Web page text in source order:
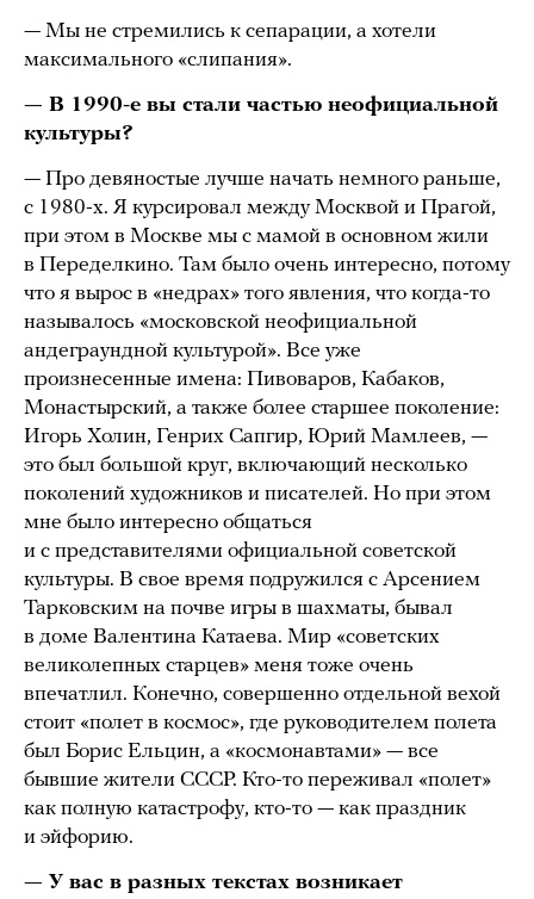
— Мы не стремились к сепарации, а хотели
максимального «слипания».
— В 1990-е вы стали частью неофициальной
культуры?
— Про девяностые лучше начать немного раньше,
с 1980-х. Я курсировал между Москвой и Прагой,
при этом в Москве мы с мамой в основном жили
в Переделкино. Там было очень интересно, потому
что я вырос в «недрах» того явления, что когда-то
называлось «московской неофициальной
андеграундной культурой». Все уже
произнесенные имена: Пивоваров, Кабаков,
Монастырский, а также более старшее поколение:
Игорь Холин, Генрих Сапгир, Юрий Мамлеев, —
это был большой круг, включающий несколько
поколений художников и писателей. Но при этом
мне было интересно общаться
и с представителями официальной советской
культуры. В свое время подружился с Арсением
Тарковским на почве игры в шахматы, бывал
в доме Валентина Катаева. Мир «советских
великолепных старцев» меня тоже очень
впечатлил. Конечно, совершенно отдельной вехой
стоит «полет в космос», где руководителем полета
был Борис Ельцин, а «космонавтами» — все
бывшие жители СССР. Кто-то переживал «полет»
как полную катастрофу, кто-то — как праздник
и эйфорию.
— У вас в разных текстах возникает